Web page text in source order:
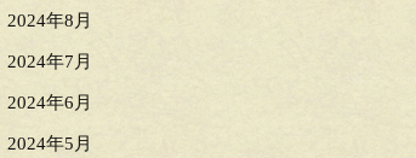
2024年8月
2024年7月
2024年6月
2024年5月